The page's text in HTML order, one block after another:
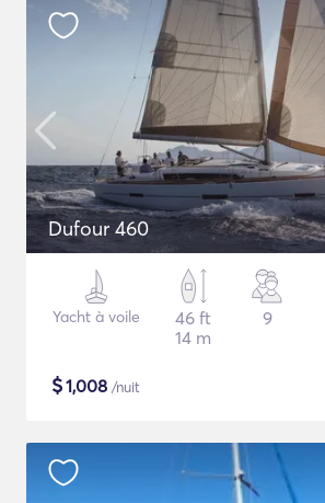
Dufour 460
Yacht à voile
46 ft
14 m
9
$1,008 /nuit